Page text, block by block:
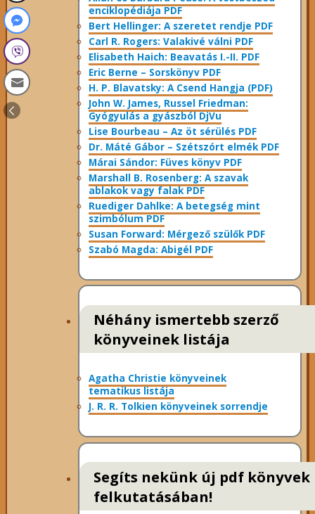
enciklopédiája PDF
Bert Hellinger: A ​szeretet rendje PDF
Carl R. Rogers: Valakivé válni PDF
Elisabeth Haich: Beavatás I.-II. PDF
Eric Berne – Sorskönyv PDF
H. P. Blavatsky: A Csend Hangja (PDF)
John W. James, Russel Friedman:
Gyógyulás a gyászból DjVu
Lise Bourbeau – Az öt sérülés PDF
Dr. Máté Gábor – Szétszórt elmék PDF
Márai Sándor: Füves könyv PDF
Marshall B. Rosenberg: A szavak
ablakok vagy falak PDF
Ruediger Dahlke: A betegség mint
szimbólum PDF
Susan Forward: Mérgező szülők PDF
Szabó Magda: Abigél PDF
Néhány ismertebb szerző
könyveinek listája
Agatha Christie könyveinek
tematikus listája
J. R. R. Tolkien könyveinek sorrendje
Segíts nekünk új pdf könyvek
felkutatásában!